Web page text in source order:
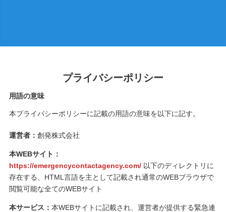
プライバシーポリシー
用語の意味
本プライバシーポリシーに記載の用語の意味を以下に記す。
運営者： 創発株式会社
本WEBサイト：
https://emergencycontactagency.com/以下のディレクトリに
存在する、HTML言語を主として記載され通常のWEBブラウザで
閲覧可能な全てのWEBサイト
本サービス： 本WEBサイトに記載され、運営者が提供する緊急連